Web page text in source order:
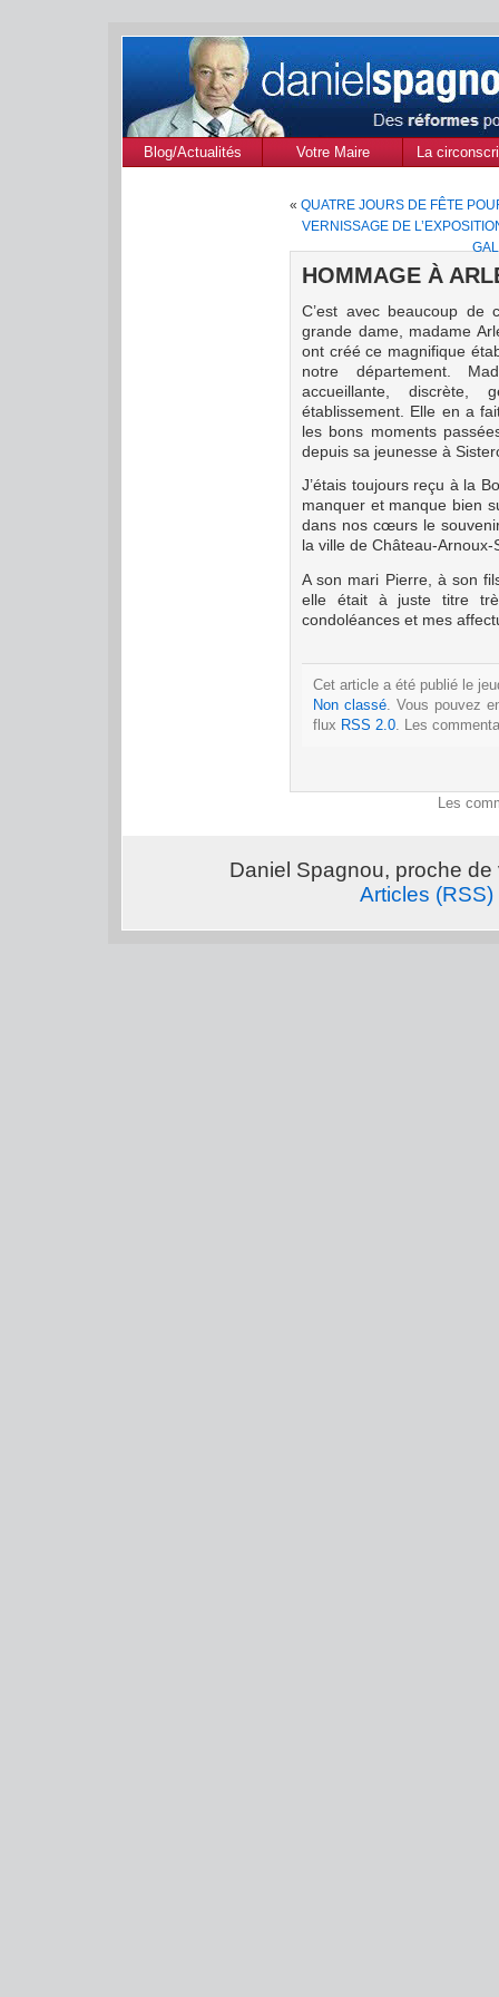
Blog/Actualités Votre Maire
La
« QUATRE JOURS DE FÊTE
VERNISSAGE DE
HOMMAGE À
C’est avec beaucoup de
grande dame, madame
ont créé ce magnifique
notre département.
accueillante, discrète,
établissement. Elle en a
les bons moments
depuis sa jeunesse à
J’étais toujours reçu à la
manquer et manque bien
dans nos cœurs le
la ville de Château-
A son mari Pierre, à son
elle était à juste titre
condoléances et mes
Cet article a été publié le
Non classé . Vous pouvez
flux RSS 2.0 . Les
Les
Daniel Spagnou, proche
Articles (RSS)